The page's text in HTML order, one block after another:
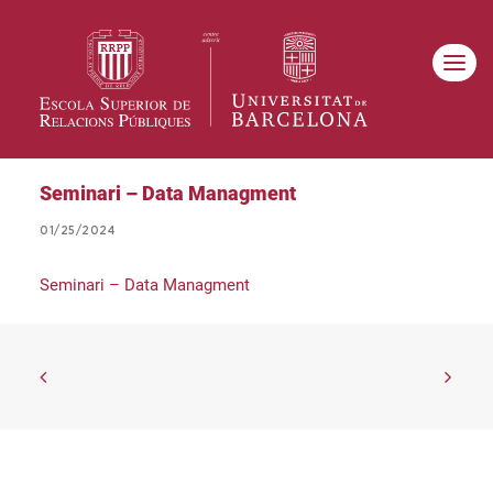
Seminari – Data Managment
01/25/2024
Seminari – Data Managment